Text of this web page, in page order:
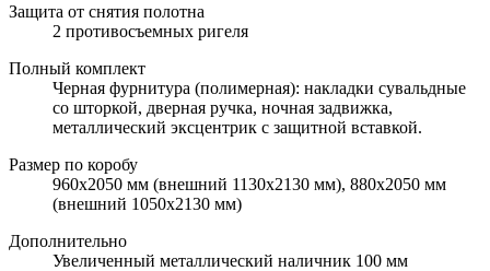
Защита от снятия полотна
2 противосъемных ригеля
Полный комплект
Черная фурнитура (полимерная): накладки сувальдные
со шторкой, дверная ручка, ночная задвижка,
металлический эксцентрик с защитной вставкой.
Размер по коробу
960х2050 мм (внешний 1130х2130 мм), 880х2050 мм
(внешний 1050х2130 мм)
Дополнительно
Увеличенный металлический наличник 100 мм